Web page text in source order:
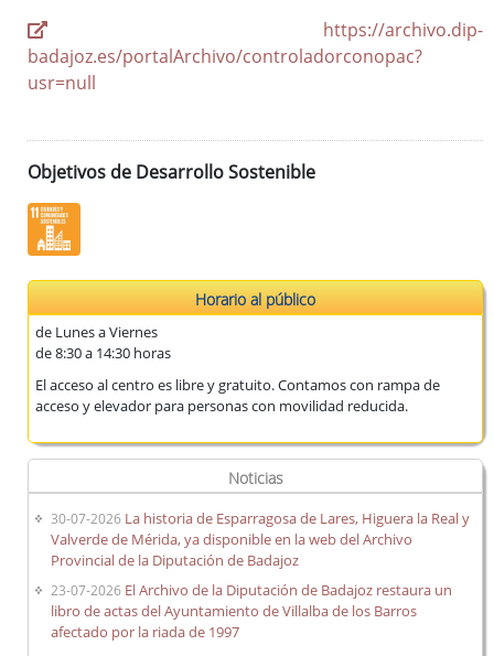
https://archivo.dip-
badajoz.es/portalArchivo/controladorconopac?
usr=null
Objetivos de Desarrollo Sostenible
Horario al público
de Lunes a Viernes
de 8:30 a 14:30 horas
El acceso al centro es libre y gratuito. Contamos con rampa de
acceso y elevador para personas con movilidad reducida.
Noticias
30-07-2026 La historia de Esparragosa de Lares, Higuera la Real y
Valverde de Mérida, ya disponible en la web del Archivo
Provincial de la Diputación de Badajoz
23-07-2026 El Archivo de la Diputación de Badajoz restaura un
libro de actas del Ayuntamiento de Villalba de los Barros
afectado por la riada de 1997